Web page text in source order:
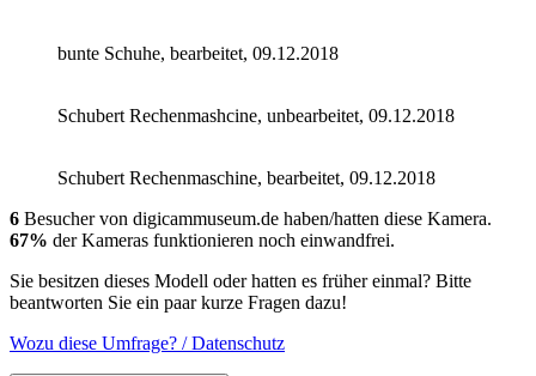
bunte Schuhe, bearbeitet, 09.12.2018
Schubert Rechenmashcine, unbearbeitet, 09.12.2018
Schubert Rechenmaschine, bearbeitet, 09.12.2018
6 Besucher von digicammuseum.de haben/hatten diese Kamera.
67% der Kameras funktionieren noch einwandfrei.
Sie besitzen dieses Modell oder hatten es früher einmal? Bitte
beantworten Sie ein paar kurze Fragen dazu!
Wozu diese Umfrage? / Datenschutz